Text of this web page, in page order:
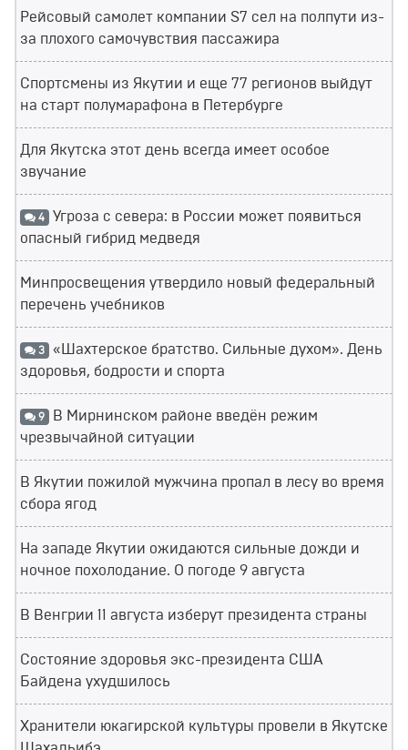
Рейсовый самолет компании S7 сел на полпути из-
за плохого самочувствия пассажира
Спортсмены из Якутии и еще 77 регионов выйдут
на старт полумарафона в Петербурге
Для Якутска этот день всегда имеет особое
звучание
4 Угроза с севера: в России может появиться
опасный гибрид медведя
Минпросвещения утвердило новый федеральный
перечень учебников
3 «Шахтерское братство. Сильные духом». День
здоровья, бодрости и спорта
9 В Мирнинском районе введён режим
чрезвычайной ситуации
В Якутии пожилой мужчина пропал в лесу во время
сбора ягод
На западе Якутии ожидаются сильные дожди и
ночное похолодание. О погоде 9 августа
В Венгрии 11 августа изберут президента страны
Состояние здоровья экс-президента США
Байдена ухудшилось
Хранители юкагирской культуры провели в Якутске